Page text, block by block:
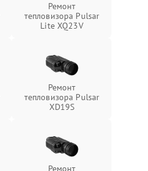
Ремонт
тепловизора Pulsar
Lite XQ23V
Ремонт
тепловизора Pulsar
XD19S
Ремонт